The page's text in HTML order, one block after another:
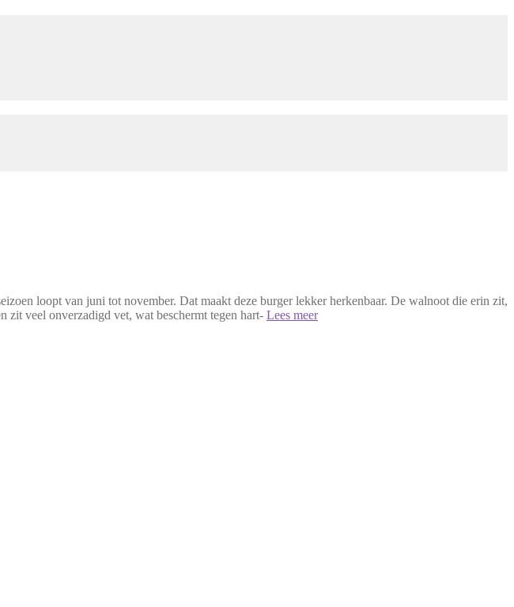
loopt van juni tot november. Dat maakt deze burger lekker herkenbaar. De walnoot die erin zit,
zit veel onverzadigd vet, wat beschermt tegen hart- Lees meer